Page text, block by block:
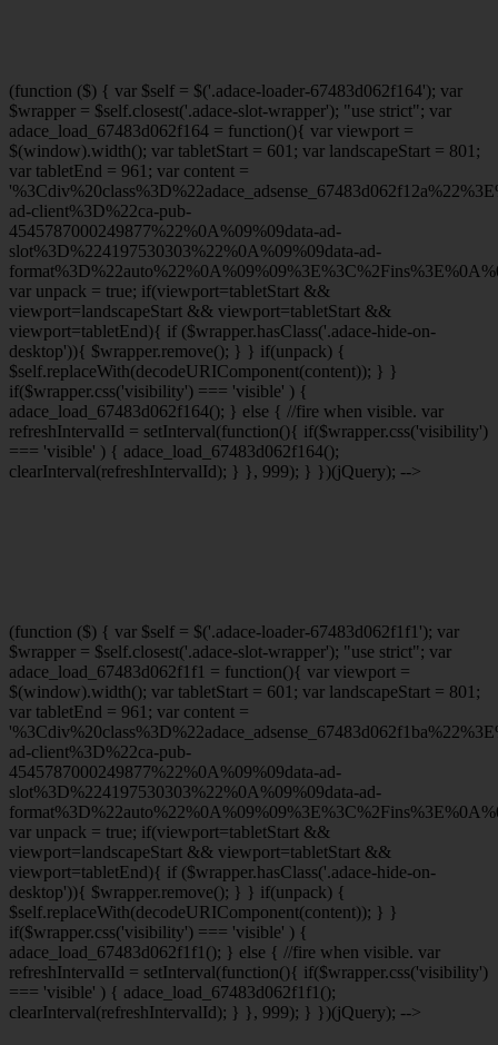
(function ($) { var $self = $('.adace-loader-67483d062f164'); var
$wrapper = $self.closest('.adace-slot-wrapper'); "use strict"; var
adace_load_67483d062f164 = function(){ var viewport =
$(window).width(); var tabletStart = 601; var landscapeStart = 801;
var tabletEnd = 961; var content =
ad-client%3D%22ca-pub-
4545787000249877%22%0A%09%09data-ad-
slot%3D%224197530303%22%0A%09%09data-ad-
var unpack = true; if(viewport=tabletStart &&
viewport=landscapeStart && viewport=tabletStart &&
viewport=tabletEnd){ if ($wrapper.hasClass('.adace-hide-on-
desktop')){ $wrapper.remove(); } } if(unpack) {
$self.replaceWith(decodeURIComponent(content)); } }
if($wrapper.css('visibility') === 'visible' ) {
adace_load_67483d062f164(); } else { //fire when visible. var
refreshIntervalId = setInterval(function(){ if($wrapper.css('visibility')
=== 'visible' ) { adace_load_67483d062f164();
clearInterval(refreshIntervalId); } }, 999); } })(jQuery); -->
(function ($) { var $self = $('.adace-loader-67483d062f1f1'); var
$wrapper = $self.closest('.adace-slot-wrapper'); "use strict"; var
adace_load_67483d062f1f1 = function(){ var viewport =
$(window).width(); var tabletStart = 601; var landscapeStart = 801;
var tabletEnd = 961; var content =
ad-client%3D%22ca-pub-
4545787000249877%22%0A%09%09data-ad-
slot%3D%224197530303%22%0A%09%09data-ad-
var unpack = true; if(viewport=tabletStart &&
viewport=landscapeStart && viewport=tabletStart &&
viewport=tabletEnd){ if ($wrapper.hasClass('.adace-hide-on-
desktop')){ $wrapper.remove(); } } if(unpack) {
$self.replaceWith(decodeURIComponent(content)); } }
if($wrapper.css('visibility') === 'visible' ) {
adace_load_67483d062f1f1(); } else { //fire when visible. var
refreshIntervalId = setInterval(function(){ if($wrapper.css('visibility')
=== 'visible' ) { adace_load_67483d062f1f1();
clearInterval(refreshIntervalId); } }, 999); } })(jQuery); -->